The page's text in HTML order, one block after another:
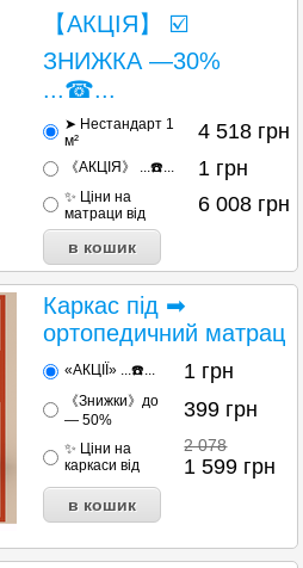
【АКЦІЯ】 ☑️
ЗНИЖКА —30%
...☎...
➤ Нестандарт 1
м²
4 518 грн
《АКЦІЯ》 ...☎️... 1 грн
✨ Ціни на
матраци від
6 008 грн
Каркас під ➡
ортопедичний матрац
«АКЦІЇ» ...☎️... 1 грн
《Знижки》до
— 50%
399 грн
✨ Ціни на
каркаси від
2 078
1 599 грн